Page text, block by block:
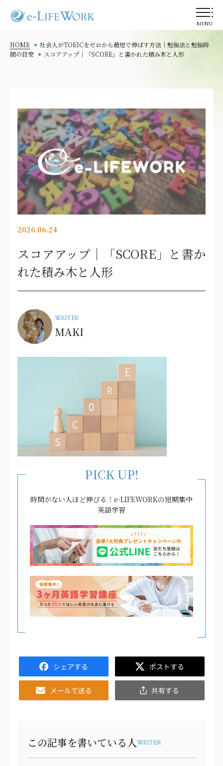
MENU
HOME
社会人がTOEICをゼロから最短で伸ばす方法｜勉強法と勉強時
間の目安
スコアアップ｜「SCORE」と書かれた積み木と人形
2026.06.24
スコアアップ｜「SCORE」と書か
れた積み木と人形
WRITER
MAKI
PICK UP!
時間がない人ほど伸びる！e-LIFEWORKの短期集中
英語学習
Facebook
Twitter
Email
共
有
この記事を書いている人WRITER